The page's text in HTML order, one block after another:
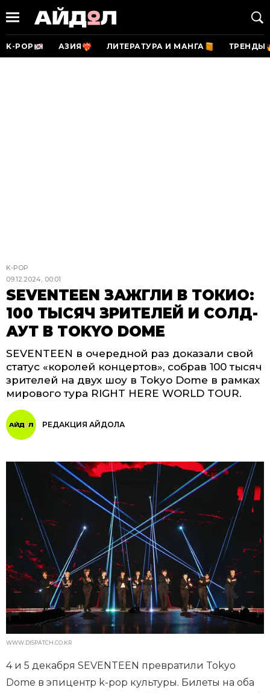
K-POP АЗИЯ ЛИТЕРАТУРА И МАНГА ТРЕНДЫ
K-POP
09.12.2024, 00:01
SEVENTEEN ЗАЖГЛИ В ТОКИО:
100 ТЫСЯЧ ЗРИТЕЛЕЙ И СОЛД-
АУТ В TOKYO DOME
SEVENTEEN в очередной раз доказали свой
статус «королей концертов», собрав 100 тысяч
зрителей на двух шоу в Tokyo Dome в рамках
мирового тура RIGHT HERE WORLD TOUR.
РЕДАКЦИЯ АЙДОЛА
WWW.DISPATCH.CO.KR
4 и 5 декабря SEVENTEEN превратили Tokyo
Dome в эпицентр k-pop культуры. Билеты на оба